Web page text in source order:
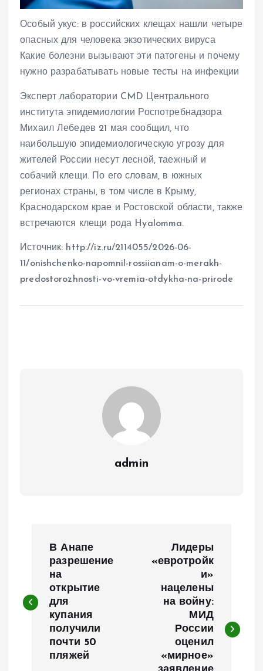
Особый укус: в российских клещах нашли четыре
опасных для человека экзотических вируса
Какие болезни вызывают эти патогены и почему
нужно разрабатывать новые тесты на инфекции
Эксперт лаборатории CMD Центрального
института эпидемиологии Роспотребнадзора
Михаил Лебедев 21 мая сообщил, что
наибольшую эпидемиологическую угрозу для
жителей России несут лесной, таежный и
собачий клещи. По его словам, в южных
регионах страны, в том числе в Крыму,
Краснодарском крае и Ростовской области, также
встречаются клещи рода Hyalomma.
Источник: http://iz.ru/2114055/2026-06-
11/onishchenko-napomnil-rossiianam-o-merakh-
predostorozhnosti-vo-vremia-otdykha-na-prirode
admin
в
В Анапе
разрешение
на
открытие
для
купания
получили
почти 50
пляжей
Лидеры
«евротройк
и»
нацелены
на войну:
МИД
России
оценил
«мирное»